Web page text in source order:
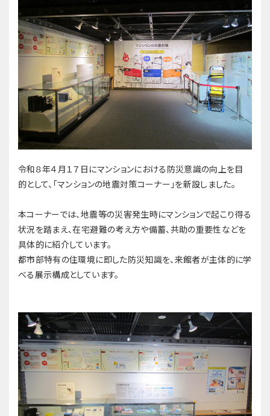
令和８年４月１７日にマンションにおける防災意識の向上を目
的として、「マンションの地震対策コーナー」を新設しました。
本コーナーでは、地震等の災害発生時にマンションで起こり得る
状況を踏まえ、在宅避難の考え方や備蓄、共助の重要性などを
具体的に紹介しています。
都市部特有の住環境に即した防災知識を、来館者が主体的に学
べる展示構成としています。